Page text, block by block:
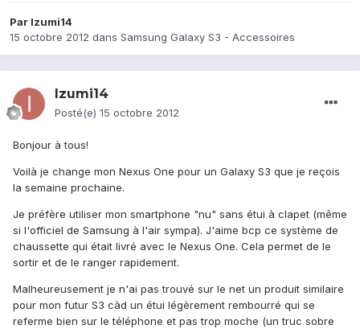
Par Izumi14
15 octobre 2012 dans Samsung Galaxy S3 - Accessoires
Izumi14
Posté(e) 15 octobre 2012
Bonjour à tous!
Voilà je change mon Nexus One pour un Galaxy S3 que je reçois
la semaine prochaine.
Je préfère utiliser mon smartphone "nu" sans étui à clapet (même
si l'officiel de Samsung à l'air sympa). J'aime bcp ce système de
chaussette qui était livré avec le Nexus One. Cela permet de le
sortir et de le ranger rapidement.
Malheureusement je n'ai pas trouvé sur le net un produit similaire
pour mon futur S3 càd un étui légèrement rembourré qui se
referme bien sur le téléphone et pas trop moche (un truc sobre